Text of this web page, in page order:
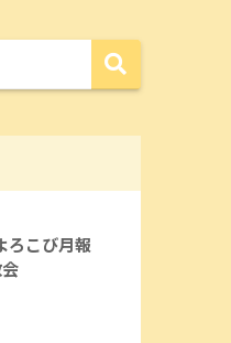
ろこび月報